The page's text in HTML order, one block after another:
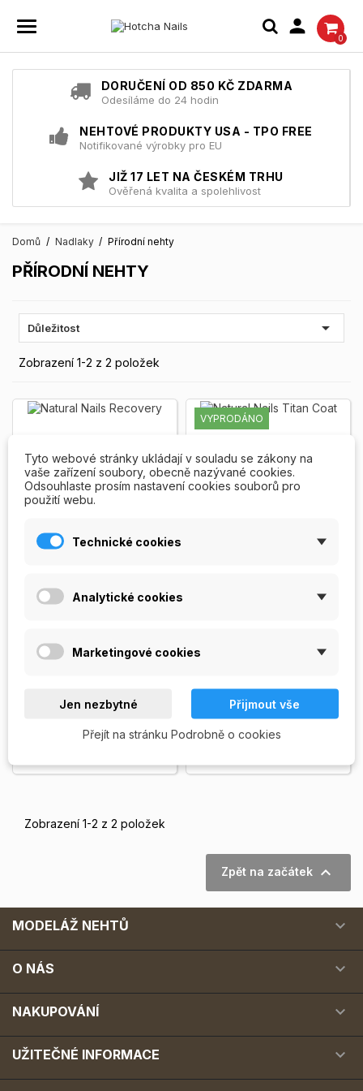

0
DORUČENÍ OD 850 KČ ZDARMA
Odesíláme do 24 hodin
NEHTOVÉ PRODUKTY USA - TPO FREE
Notifikované výrobky pro EU
JIŽ 17 LET NA ČESKÉM TRHU
Ověřená kvalita a spolehlivost
Domů Nadlaky Přírodní nehty
PŘÍRODNÍ NEHTY
Důležitost 
Zobrazení 1-2 z 2 položek
Recovery
Pro oslabené, křehké,

PŘIDAT DO
VYPRODÁNO
a posílení přírodních nehtů.

NENÍ
SKLADEM
Zobrazení 1-2 z 2 položek
Zpět na začátek 
MODELÁŽ NEHTŮ 
O NÁS 
NAKUPOVÁNÍ 
UŽITEČNÉ INFORMACE 
Tyto webové stránky ukládají v souladu se zákony na
vaše zařízení soubory, obecně nazývané cookies.
Odsouhlaste prosím nastavení cookies souborů pro
použití webu.
Technické cookies
Analytické cookies
Marketingové cookies
Jen nezbytné Přijmout vše
Přejít na stránku Podrobně o cookies